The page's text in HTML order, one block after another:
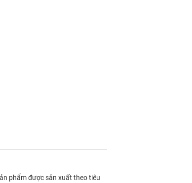
phẩm được sản xuất theo tiêu